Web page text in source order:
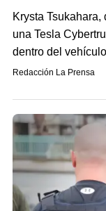
Krysta
una Tesla
dentro del
Redacción La Prensa